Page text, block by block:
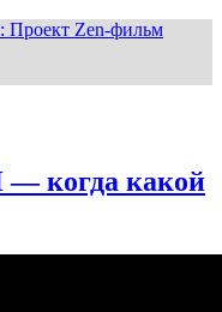
Проект Zen-фильм
когда какой